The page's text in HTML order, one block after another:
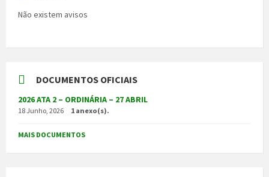
Não existem avisos
DOCUMENTOS OFICIAIS
2026 ATA 2 – ORDINÁRIA – 27 ABRIL
18 Junho, 2026 1 anexo(s).
MAIS DOCUMENTOS